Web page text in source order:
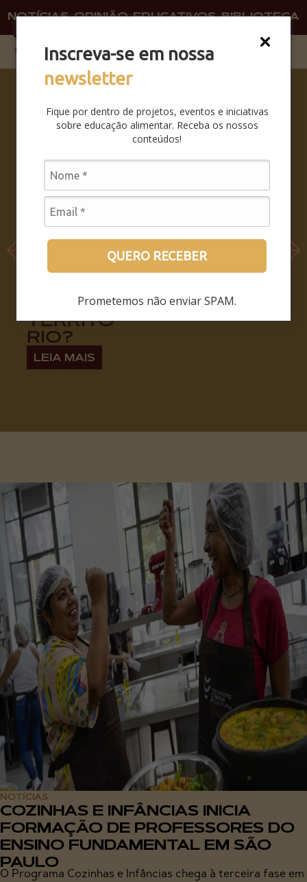
Inscreva-se em nossa
newsletter
Fique por dentro de projetos, eventos e iniciativas
sobre educação alimentar. Receba os nossos
conteúdos!
QUERO RECEBER
Prometemos não enviar SPAM.
NOTÍCIAS OPINIÃO EDUCATIVOS BIBLIOTECA
COMO
SER E
NÃO SER
PERMANE
CER
SENDO,
QUANDO
O MUNDO
INTEIRO
PASSA A
HABITAR
DO SEU
TERRITÓ
RIO?
LEIA MAIS
NOTÍCIAS
COZINHAS E INFÂNCIAS INICIA
FORMAÇÃO DE PROFESSORES DO
ENSINO FUNDAMENTAL EM SÃO
PAULO
O Programa Cozinhas e Infâncias chega à terceira fase em